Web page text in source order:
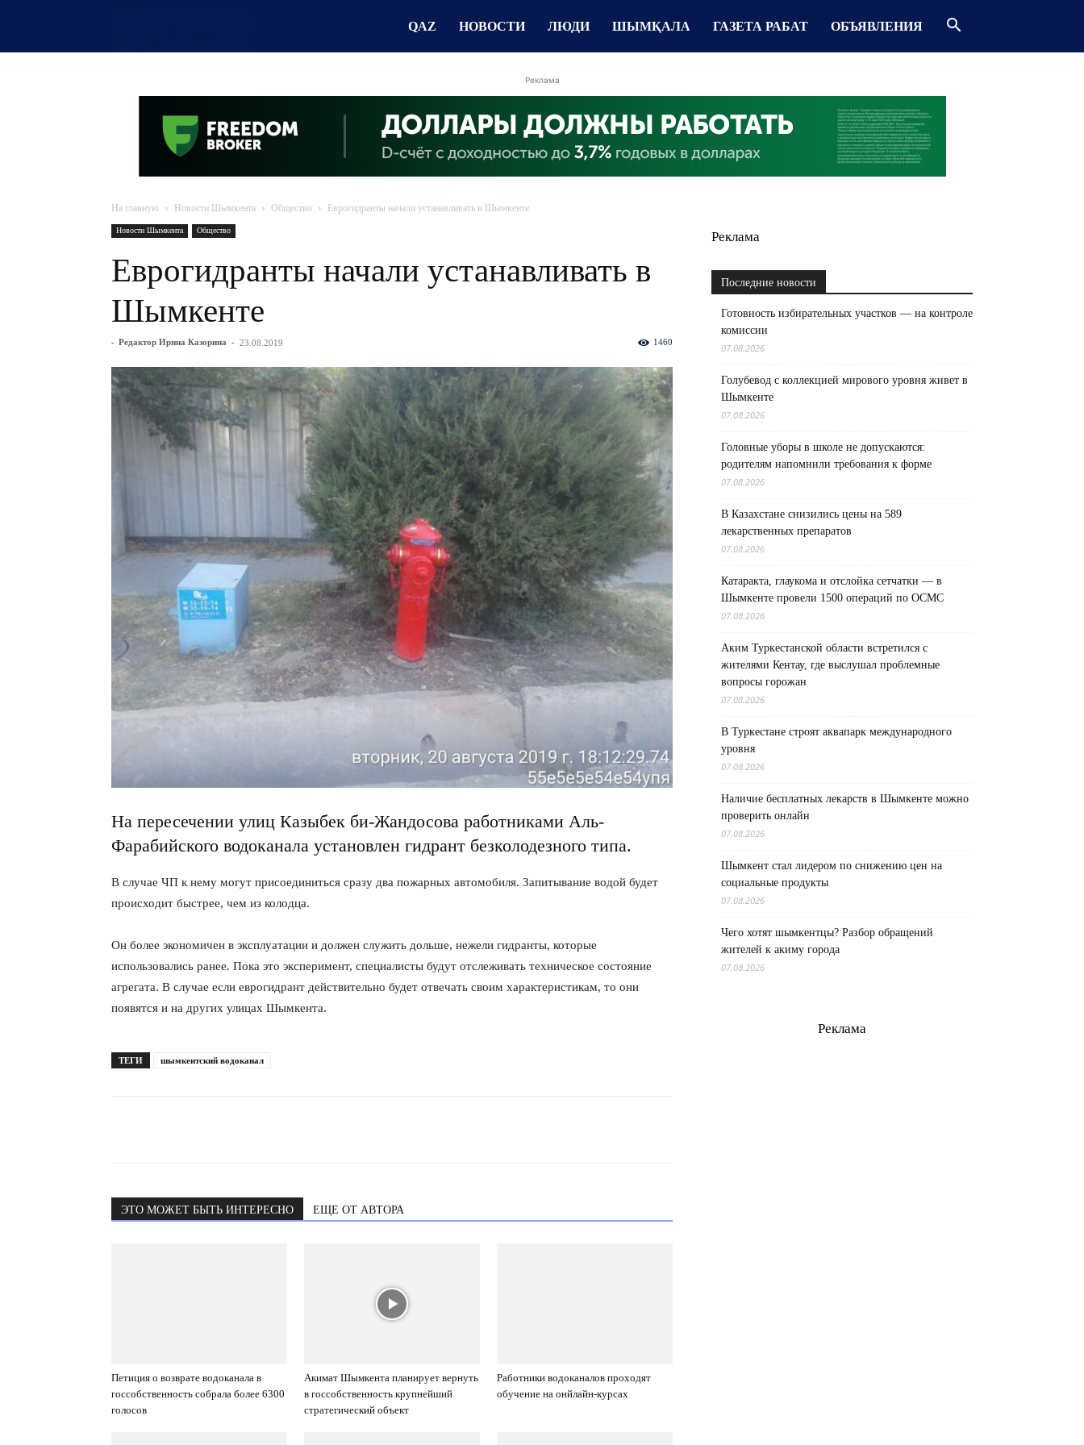
QAZ НОВОСТИ ЛЮДИ ШЫМҚАЛА ГАЗЕТА РАБАТ ОБЪЯВЛЕНИЯ
Реклама
На главную Новости Шымкента Общество Еврогидранты начали устанавливать в Шымкенте
Новости Шымкента Общество
Еврогидранты начали устанавливать в
Шымкенте
- Редактор Ирина Казорина - 23.08.2019 1460
На пересечении улиц Казыбек би-Жандосова работниками Аль-
Фарабийского водоканала установлен гидрант безколодезного типа.
В случае ЧП к нему могут присоединиться сразу два пожарных автомобиля. Запитывание водой будет
происходит быстрее, чем из колодца.
Он более экономичен в эксплуатации и должен служить дольше, нежели гидранты, которые
использовались ранее. Пока это эксперимент, специалисты будут отслеживать техническое состояние
агрегата. В случае если еврогидрант действительно будет отвечать своим характеристикам, то они
появятся и на других улицах Шымкента.
ТЕГИ шымкентский водоканал
ЭТО МОЖЕТ БЫТЬ ИНТЕРЕСНО ЕЩЕ ОТ АВТОРА
Петиция о возврате водоканала в
госсобственность собрала более 6300
голосов
Акимат Шымкента планирует вернуть
в госсобственность крупнейший
стратегический объект
Работники водоканалов проходят
обучение на онйлайн-курсах
Реклама
Последние новости
Готовность избирательных участков — на контроле
комиссии
07.08.2026
Голубевод с коллекцией мирового уровня живет в
Шымкенте
07.08.2026
Головные уборы в школе не допускаются:
родителям напомнили требования к форме
07.08.2026
В Казахстане снизились цены на 589
лекарственных препаратов
07.08.2026
Катаракта, глаукома и отслойка сетчатки — в
Шымкенте провели 1500 операций по ОСМС
07.08.2026
Аким Туркестанской области встретился с
жителями Кентау, где выслушал проблемные
вопросы горожан
07.08.2026
В Туркестане строят аквапарк международного
уровня
07.08.2026
Наличие бесплатных лекарств в Шымкенте можно
проверить онлайн
07.08.2026
Шымкент стал лидером по снижению цен на
социальные продукты
07.08.2026
Чего хотят шымкентцы? Разбор обращений
жителей к акиму города
07.08.2026
Реклама